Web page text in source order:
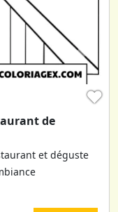
♥
de
et déguste